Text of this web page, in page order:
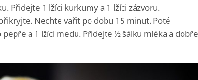
Přidejte 1 lžíci kurkumy a 1 lžíci zázvoru.
Nechte vařit po dobu 15 minut. Poté
a 1 lžíci medu. Přidejte ½ šálku mléka a dobře